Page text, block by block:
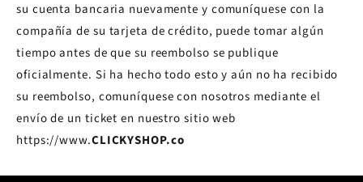
su cuenta bancaria nuevamente y comuníquese con la
compañía de su tarjeta de crédito, puede tomar algún
tiempo antes de que su reembolso se publique
oficialmente. Si ha hecho todo esto y aún no ha recibido
su reembolso, comuníquese con nosotros mediante el
envío de un ticket en nuestro sitio web
https://www.CLICKYSHOP.co